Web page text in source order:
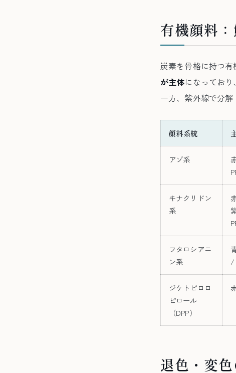
有機顔料
炭素を骨格に持つ
が主体になってお
一方、紫外線で分
顔料系統
アゾ系
キナクリドン
系
フタロシアニ
ン系
/
ジケトピロロ
ピロール
（DPP）
退色・変